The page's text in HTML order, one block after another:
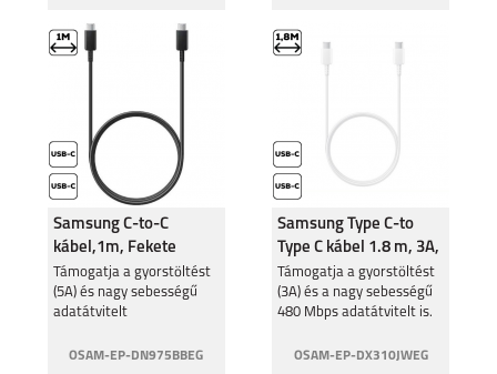
Samsung C-to-C
kábel,1m, Fekete
Támogatja a gyorstöltést
(5A) és nagy sebességű
adatátvitelt
OSAM-EP-DN975BBEG
Samsung Type C-to
Type C kábel 1.8 m, 3A,
Fehér
Támogatja a gyorstöltést
(3A) és a nagy sebességű
480 Mbps adatátvitelt is.
OSAM-EP-DX310JWEG